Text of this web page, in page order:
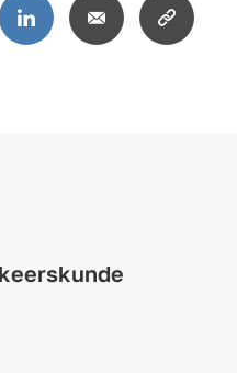
LinkedInEmail
Copy